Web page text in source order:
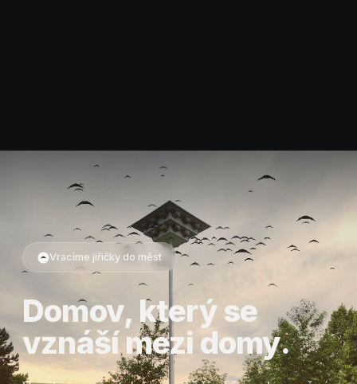
Vracíme jiřičky do měst
Domov, který se
vznáší mezi domy.